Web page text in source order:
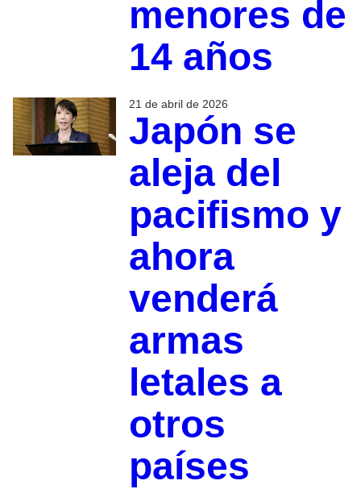
menores de
14 años
21 de abril de 2026
Japón se
aleja del
pacifismo y
ahora
venderá
armas
letales a
otros
países